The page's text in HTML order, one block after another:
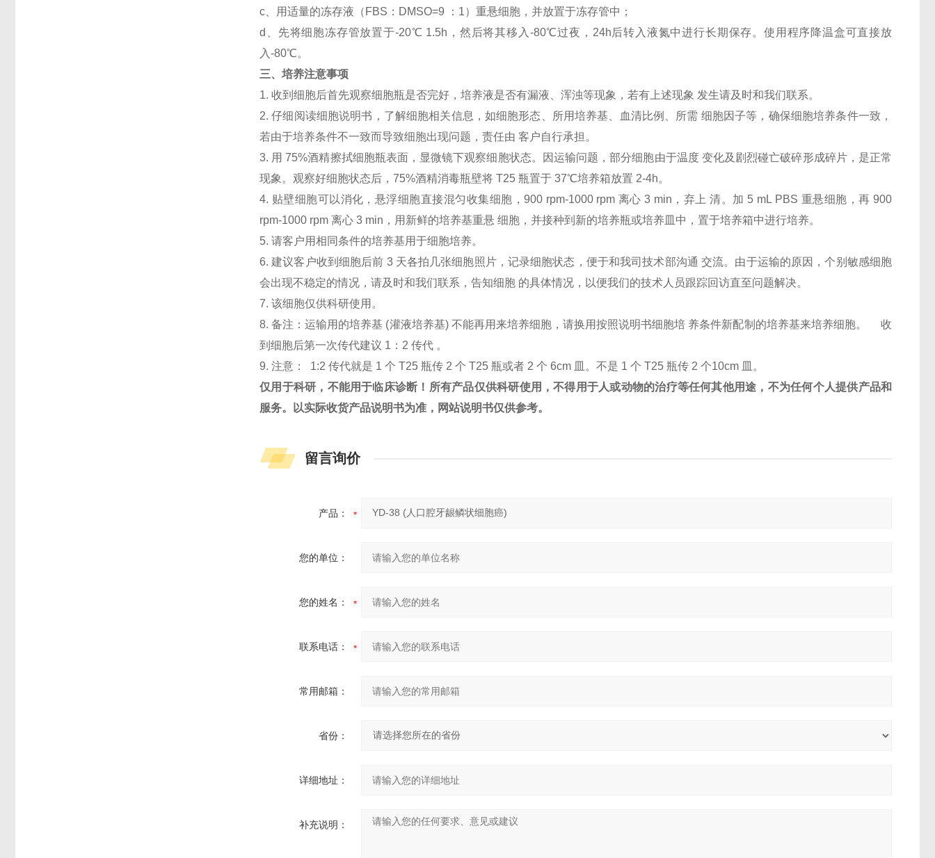
c、用适量的冻存液（FBS：DMSO=9 ：1）重悬细胞，并放置于冻存管中；
d、先将细胞冻存管放置于-20℃ 1.5h，然后将其移入-80℃过夜，24h后转入液氮中进行长期保存。使用程序降温盒可直接放
入-80℃。
三、培养注意事项
1. 收到细胞后首先观察细胞瓶是否完好，培养液是否有漏液、浑浊等现象，若有上述现象 发生请及时和我们联系。
2. 仔细阅读细胞说明书，了解细胞相关信息，如细胞形态、所用培养基、血清比例、所需 细胞因子等，确保细胞培养条件一致，
若由于培养条件不一致而导致细胞出现问题，责任由 客户自行承担。
3. 用 75%酒精擦拭细胞瓶表面，显微镜下观察细胞状态。因运输问题，部分细胞由于温度 变化及剧烈碰亡破碎形成碎片，是正常
现象。观察好细胞状态后，75%酒精消毒瓶壁将 T25 瓶置于 37℃培养箱放置 2-4h。
4. 贴壁细胞可以消化，悬浮细胞直接混匀收集细胞，900 rpm-1000 rpm 离心 3 min，弃上 清。加 5 mL PBS 重悬细胞，再 900
rpm-1000 rpm 离心 3 min，用新鲜的培养基重悬 细胞，并接种到新的培养瓶或培养皿中，置于培养箱中进行培养。
5. 请客户用相同条件的培养基用于细胞培养。
6. 建议客户收到细胞后前 3 天各拍几张细胞照片，记录细胞状态，便于和我司技术部沟通 交流。由于运输的原因，个别敏感细胞
会出现不稳定的情况，请及时和我们联系，告知细胞 的具体情况，以便我们的技术人员跟踪回访直至问题解决。
7. 该细胞仅供科研使用。
8. 备注：运输用的培养基 (灌液培养基) 不能再用来培养细胞，请换用按照说明书细胞培 养条件新配制的培养基来培养细胞。 收
到细胞后第一次传代建议 1：2 传代 。
9. 注意： 1:2 传代就是 1 个 T25 瓶传 2 个 T25 瓶或者 2 个 6cm 皿。不是 1 个 T25 瓶传 2 个10cm 皿。
仅用于科研，不能用于临床诊断！所有产品仅供科研使用，不得用于人或动物的治疗等任何其他用途，不为任何个人提供产品和
服务。以实际收货产品说明书为准，网站说明书仅供参考。
留言询价
产品：
您的单位：
您的姓名：
联系电话：
常用邮箱：
省份：
详细地址：
补充说明：